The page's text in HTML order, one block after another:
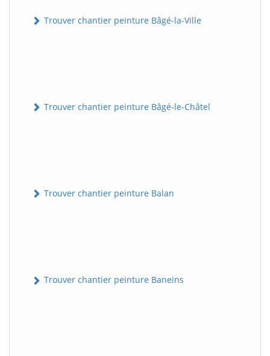
Trouver chantier peinture Bâgé-la-Ville
Trouver chantier peinture Bâgé-le-Châtel
Trouver chantier peinture Balan
Trouver chantier peinture Baneins